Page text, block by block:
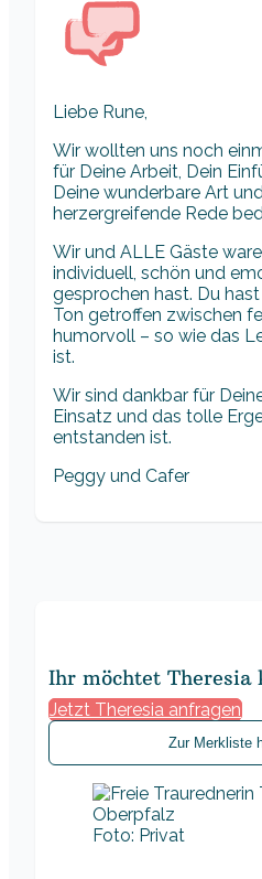
Liebe Rune,
Wir wollten uns noch
für Deine Arbeit, Dein
Deine wunderbare Art
herzergreifende Rede
Wir und ALLE Gäste
individuell, schön und
gesprochen hast. Du
Ton getroffen zwischen
humorvoll – so wie das
ist.
Wir sind dankbar für
Einsatz und das tolle
entstanden ist.
Peggy und Cafer
Ihr möchtet Theresia
Jetzt Theresia anfragen
Zur Merkliste
Foto: Privat